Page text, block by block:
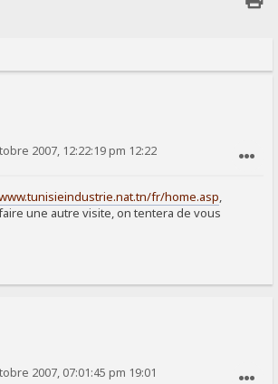
2007, 12:22:19 pm 12:22
fr/home.asp,
une autre visite, on tentera de vous
2007, 07:01:45 pm 19:01